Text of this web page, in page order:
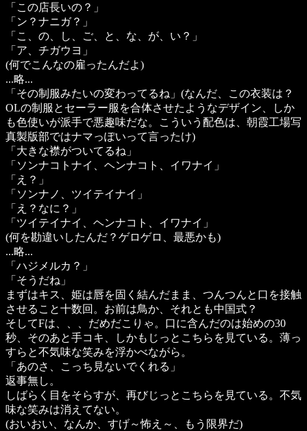
「この店長いの？」
「ン？ナニガ？」
「こ、の、し、ご、と、な、が、い？」
「ア、チガウヨ」
(何でこんなの雇ったんだよ)
...略...
「その制服みたいの変わってるね」(なんだ、この衣装は？
OLの制服とセーラー服を合体させたようなデザイン、しか
も色使いが派手で悪趣味だな。こういう配色は、朝霞工場写
真製版部ではナマっぽいって言ったけ)
「大きな襟がついてるね」
「ソンナコトナイ、ヘンナコト、イワナイ」
「え？」
「ソンナノ、ツイテイナイ」
「え？なに？」
「ツイテイナイ、ヘンナコト、イワナイ」
(何を勘違いしたんだ？ゲロゲロ、最悪かも)
...略...
「ハジメルカ？」
「そうだね」
まずはキス、姫は唇を固く結んだまま、つんつんと口を接触
させること十数回。お前は鳥か、それとも中国式？
そしてFは、、、だめだこりゃ。口に含んだのは始めの30
秒、そのあと手コキ、しかもじっとこちらを見ている。薄っ
すらと不気味な笑みを浮かべながら。
「あのさ、こっち見ないでくれる」
返事無し。
しばらく目をそらすが、再びじっとこちらを見ている。不気
味な笑みは消えてない。
(おいおい、なんか、すげ～怖え～、もう限界だ)